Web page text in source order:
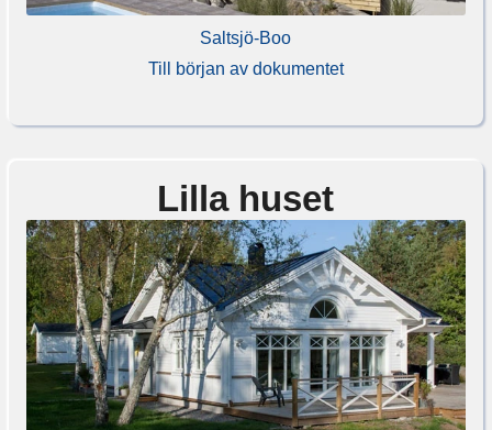
Saltsjö-Boo
Till början av dokumentet
Lilla huset